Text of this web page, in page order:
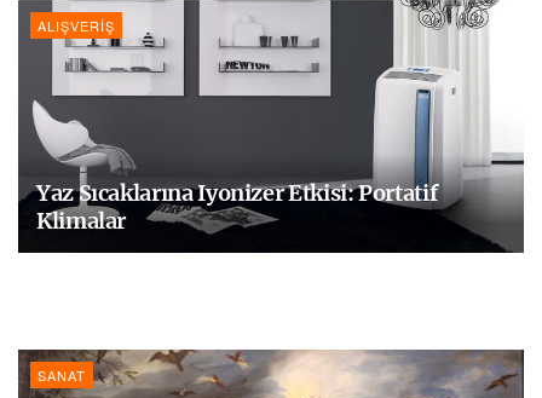
ALIŞVERIŞ
Yaz Sıcaklarına Iyonizer Etkisi: Portatif
Klimalar
SANAT